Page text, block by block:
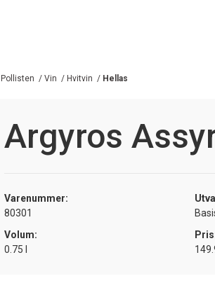
Pollisten / Vin / Hvitvin / Hellas
Argyros
Varenummer:
80301
Volum:
0.75 l